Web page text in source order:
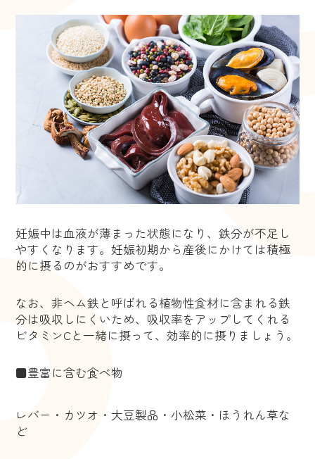
妊娠中は血液が薄まった状態になり、鉄分が不足し
やすくなります。妊娠初期から産後にかけては積極
的に摂るのがおすすめです。
なお、非ヘム鉄と呼ばれる植物性食材に含まれる鉄
分は吸収しにくいため、吸収率をアップしてくれる
ビタミンCと一緒に摂って、効率的に摂りましょう。
■豊富に含む食べ物
レバー・カツオ・大豆製品・小松菜・ほうれん草な
ど